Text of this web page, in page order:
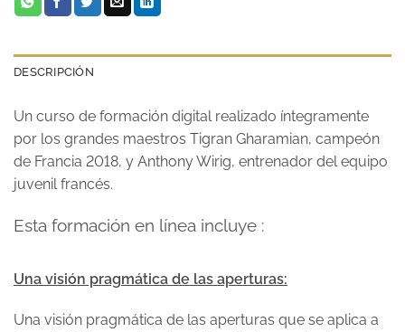
DESCRIPCIÓN
Un curso de formación digital realizado íntegramente
por los grandes maestros Tigran Gharamian, campeón
de Francia 2018, y Anthony Wirig, entrenador del equipo
juvenil francés.
Esta formación en línea incluye :
Una visión pragmática de las aperturas:
Una visión pragmática de las aperturas que se aplica a